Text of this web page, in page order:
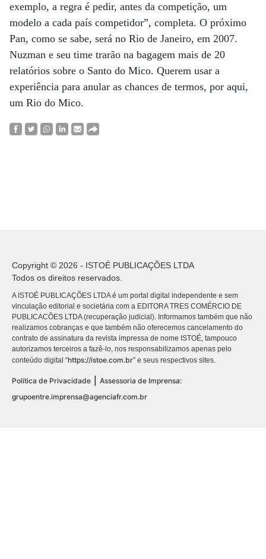
exemplo, a regra é pedir, antes da competição, um
modelo a cada país competidor”, completa. O próximo
Pan, como se sabe, será no Rio de Janeiro, em 2007.
Nuzman e seu time trarão na bagagem mais de 20
relatórios sobre o Santo do Mico. Querem usar a
experiência para anular as chances de termos, por aqui,
um Rio do Mico.
Copyright © 2026 - ISTOÉ PUBLICAÇÕES LTDA
Todos os direitos reservados.
A ISTOÉ PUBLICAÇÕES LTDA é um portal digital independente e sem
vinculação editorial e societária com a EDITORA TRES COMÉRCIO DE
PUBLICACÕES LTDA (recuperação judicial). Informamos também que não
realizamos cobranças e que também não oferecemos cancelamento do
contrato de assinatura da revista impressa de nome ISTOÉ, tampouco
autorizamos terceiros a fazê-lo, nos responsabilizamos apenas pelo
conteúdo digital “https://istoe.com.br” e seus respectivos sites.
Política de Privacidade
Assessoria de Imprensa:
grupoentre.imprensa@agenciafr.com.br